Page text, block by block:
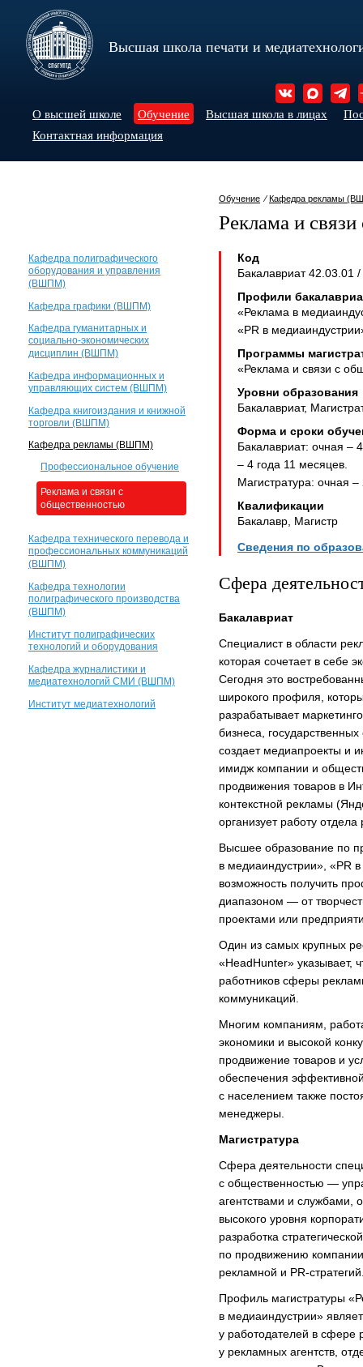
Высшая школа печати и
О высшей школе Обучение Высшая школа в лицах
Контактная информация
Обучение ⁄Кафедра рекламы
Реклама и
Кафедра полиграфического
оборудования и управления
(ВШПМ)
Кафедра графики (ВШПМ)
Кафедра гуманитарных и
социально-экономических
дисциплин (ВШПМ)
Кафедра информационных и
управляющих систем (ВШПМ)
Кафедра книгоиздания и книжной
торговли (ВШПМ)
Кафедра рекламы (ВШПМ)
Профессиональное обучение
Реклама и связи с
общественностью
Кафедра технического перевода и
профессиональных коммуникаций
(ВШПМ)
Кафедра технологии
полиграфического производства
(ВШПМ)
Институт полиграфических
технологий и оборудования
Кафедра журналистики и
медиатехнологий СМИ (ВШПМ)
Институт медиатехнологий
Код
Бакалавриат 42.03.01
Профили
«Реклама в
«PR в
Программы
«Реклама и связи с
Уровни образования
Бакалавриат,
Форма и сроки
Бакалавриат: очная –
– 4 года 11 месяцев.
Магистратура: очная
Квалификации
Бакалавр, Магистр
Сведения по
Сфера
Бакалавриат
Специалист в области
которая сочетает в себе
Сегодня это
широкого профиля,
разрабатывает
бизнеса,
создает медиапроекты и
имидж компании и
продвижения товаров в
контекстной рекламы
организует работу
Высшее образование по
в медиаиндустрии», «PR
возможность получить
диапазоном — от
проектами или
Один из самых крупных
«HeadHunter» указывает,
работников сферы
коммуникаций.
Многим компаниям,
экономики и высокой
продвижение товаров и
обеспечения
с населением также
менеджеры.
Магистратура
Сфера деятельности
с общественностью —
агентствами и службами,
высокого уровня
разработка
по продвижению
рекламной и PR-
Профиль магистратуры
в медиаиндустрии»
у работодателей в сфере
у рекламных агентств,